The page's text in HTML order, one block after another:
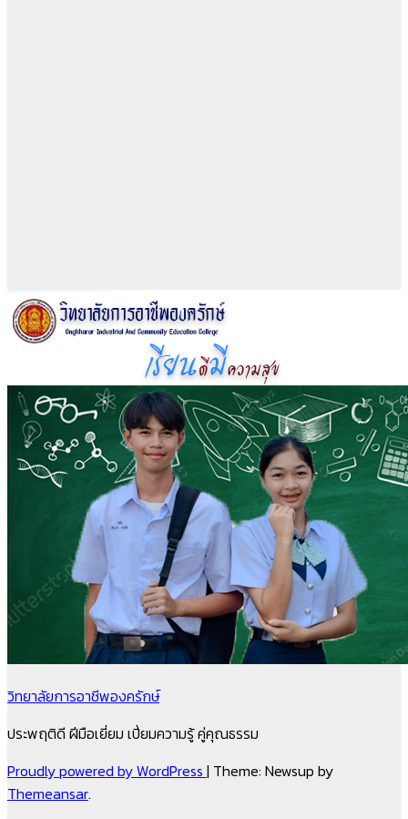
วิทยาลัยการอาชีพองครักษ์
ประพฤติดี ฝีมือเยี่ยม เปี่ยมความรู้ คู่คุณธรรม
Proudly powered by WordPress | Theme: Newsup by
Themeansar.